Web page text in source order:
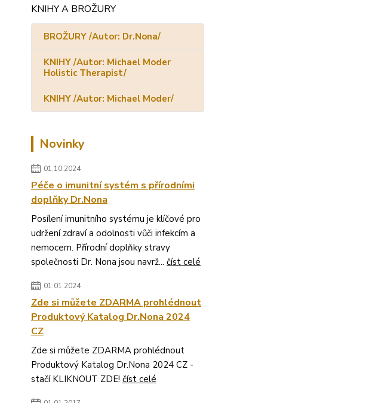
KNIHY A BROŽURY
BROŽURY /Autor: Dr.Nona/
KNIHY /Autor: Michael Moder
Holistic Therapist/
KNIHY /Autor: Michael Moder/
Novinky
01.10.2024
Péče o imunitní systém s přírodními
doplňky Dr.Nona
Posílení imunitního systému je klíčové pro
udržení zdraví a odolnosti vůči infekcím a
nemocem. Přírodní doplňky stravy
společnosti Dr. Nona jsou navrž... číst celé
01.01.2024
Zde si můžete ZDARMA prohlédnout
Produktový Katalog Dr.Nona 2024
CZ
Zde si můžete ZDARMA prohlédnout
Produktový Katalog Dr.Nona 2024 CZ -
stačí KLIKNOUT ZDE! číst celé